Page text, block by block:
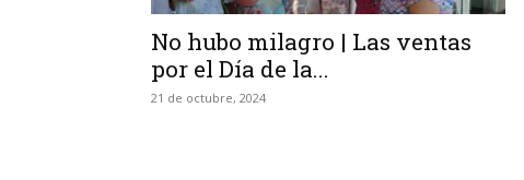
No hubo milagro | Las ventas
por el Día de la...
21 de octubre, 2024